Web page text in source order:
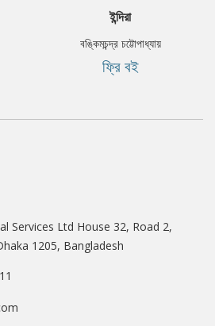
ইন্দিরা
বঙ্কিমচন্দ্র চট্টোপাধ্যায়
ফ্রি বই
Services Ltd House 32, Road 2,
1205, Bangladesh